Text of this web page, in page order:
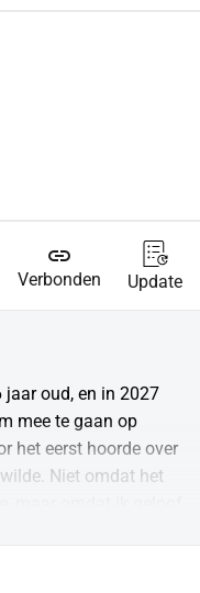
link
Verbonden Update
oud, en in 2027
mee te gaan op
het eerst hoorde over
Niet omdat het
voor andere
aanspreekt omdat